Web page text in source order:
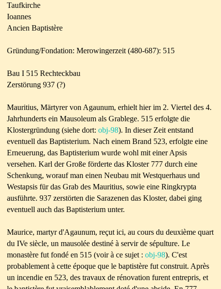
Taufkirche
Ioannes
Ancien Baptistère
Gründung/Fondation: Merowingerzeit (480-687): 515
Bau I 515 Rechteckbau
Zerstörung 937 (?)
Mauritius, Märtyrer von Agaunum, erhielt hier im 2. Viertel des 4.
Jahrhunderts ein Mausoleum als Grablege. 515 erfolgte die
Klostergründung (siehe dort: obj-98). In dieser Zeit entstand
eventuell das Baptisterium. Nach einem Brand 523, erfolgte eine
Erneuerung, das Baptisterium wurde wohl mit einer Apsis
versehen. Karl der Große förderte das Kloster 777 durch eine
Schenkung, worauf man einen Neubau mit Westquerhaus und
Westapsis für das Grab des Mauritius, sowie eine Ringkrypta
ausführte. 937 zerstörten die Sarazenen das Kloster, dabei ging
eventuell auch das Baptisterium unter.
Maurice, martyr d'Agaunum, reçut ici, au cours du deuxième quart
du IVe siècle, un mausolée destiné à servir de sépulture. Le
monastère fut fondé en 515 (voir à ce sujet : obj-98). C'est
probablement à cette époque que le baptistère fut construit. Après
un incendie en 523, des travaux de rénovation furent entrepris, et